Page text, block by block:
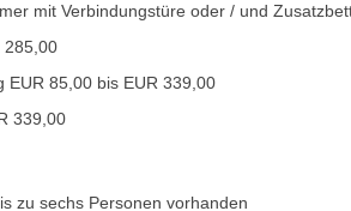
mit Verbindungstüre oder / und
285,00
EUR 85,00 bis EUR 339,00
339,00
zu sechs Personen vorhanden